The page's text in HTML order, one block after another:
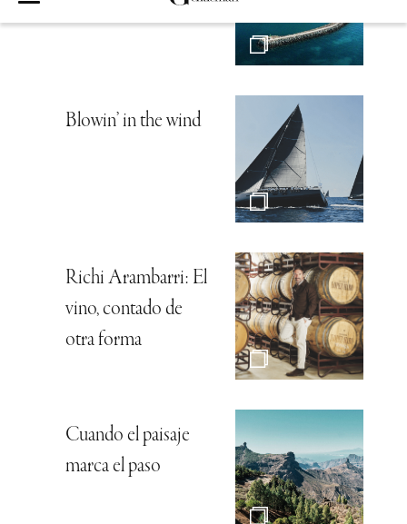
Blowin’ in the wind
Richi Arambarri: El
vino, contado de
otra forma
Cuando el paisaje
marca el paso